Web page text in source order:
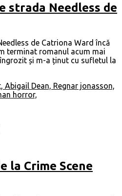
strada Needless de
de Catriona Ward încă
terminat romanul acum mai
și m-a ținut cu sufletul la
la Crime Scene